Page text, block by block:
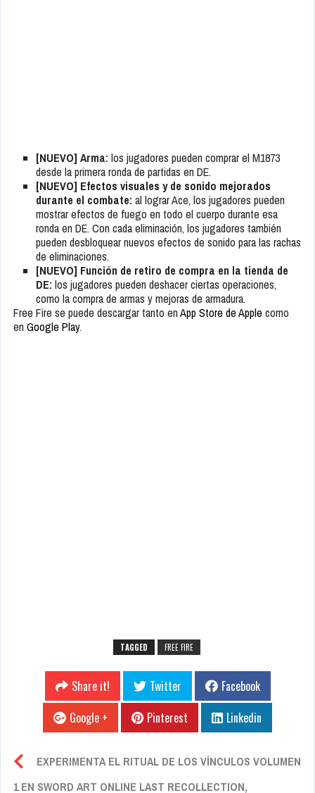
[NUEVO] Arma: los jugadores pueden comprar el M1873
desde la primera ronda de partidas en DE.
[NUEVO] Efectos visuales y de sonido mejorados
durante el combate: al lograr Ace, los jugadores pueden
mostrar efectos de fuego en todo el cuerpo durante esa
ronda en DE. Con cada eliminación, los jugadores también
pueden desbloquear nuevos efectos de sonido para las rachas
de eliminaciones.
[NUEVO] Función de retiro de compra en la tienda de
DE: los jugadores pueden deshacer ciertas operaciones,
como la compra de armas y mejoras de armadura.
Free Fire se puede descargar tanto enApp Store de Apple como
en Google Play.
TAGGED FREE FIRE
Share it! Twitter
Facebook
Google +
Pinterest Linkedin
EXPERIMENTA EL RITUAL DE LOS VÍNCULOS VOLUMEN
1 EN SWORD ART ONLINE LAST RECOLLECTION,